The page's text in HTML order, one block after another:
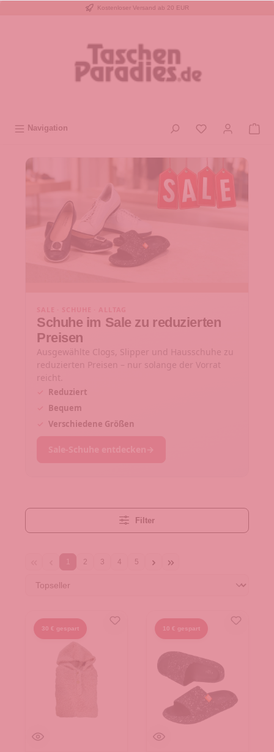
Kostenloser Versand ab 20 EUR
Navigation
Schuhe im Sale zu reduzierten
Preisen
Ausgewählte Clogs, Slipper und Hausschuhe zu
reduzierten Preisen – nur solange der Vorrat
reicht.
Reduziert
Bequem
Verschiedene Größen
Filter
1 2 3 4 5
30 € gespart 10 € gespart